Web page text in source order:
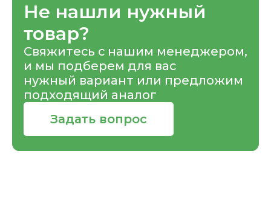
Не нашли нужный
товар?
Свяжитесь с нашим менеджером,
и мы подберем для вас
нужный вариант или предложим
подходящий аналог
Задать вопрос